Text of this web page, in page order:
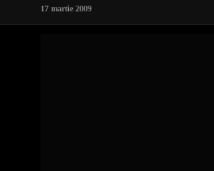
17 martie 2009